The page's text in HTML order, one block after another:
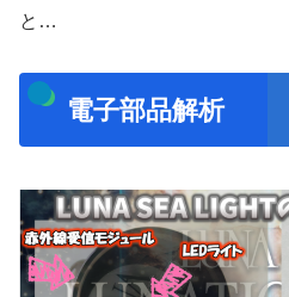
と…
電子部品解析